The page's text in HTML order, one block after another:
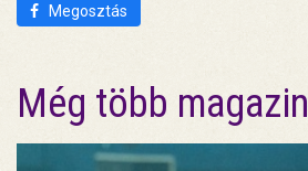
Megosztás
Még több magazin